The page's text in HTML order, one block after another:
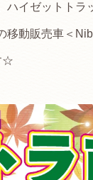
ハイゼットトラ
移動販売車＜
☆